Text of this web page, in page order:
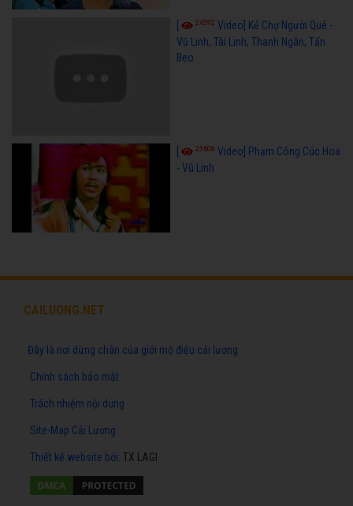
24592 Video] Kẻ Chợ Người Quê -
Vũ Linh, Tài Linh, Thanh Ngân, Tấn
Beo
23608 Video] Phạm Công Cúc Hoa
- Vũ Linh
CAILUONG.NET
Đây là nơi dừng chân của giới mộ điệu cải lương
Chính sách bảo mật
Trách nhiệm nội dung
Site-Map Cải Lương
Thiết kế website bởi: TX LAGI